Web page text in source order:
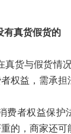
有真货假货的
与假货情况
权益，需承担
权益保护法
的，商家还